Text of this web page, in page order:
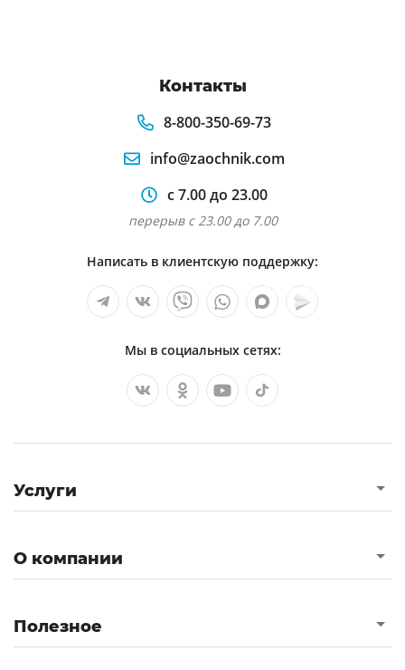
Контакты
8-800-350-69-73
info@zaochnik.com
с 7.00 до 23.00
перерыв с 23.00 до 7.00
Написать в клиентскую поддержку:
Мы в социальных сетях:
Услуги
О компании
Полезное